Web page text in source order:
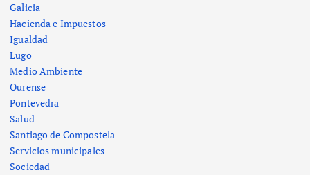
Galicia
Hacienda e Impuestos
Igualdad
Lugo
Medio Ambiente
Ourense
Pontevedra
Salud
Santiago de Compostela
Servicios municipales
Sociedad